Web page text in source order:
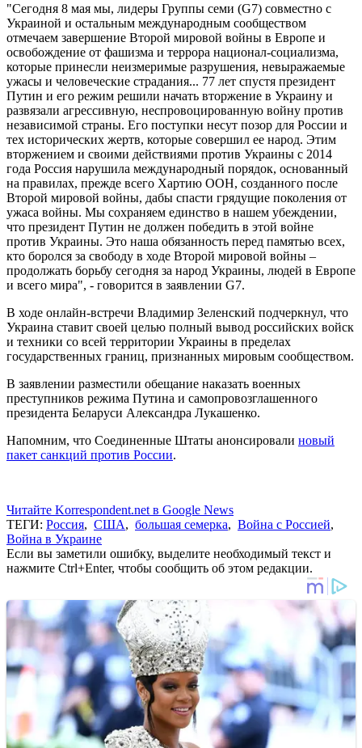
"Сегодня 8 мая мы, лидеры Группы семи (G7) совместно с
Украиной и остальным международным сообществом
отмечаем завершение Второй мировой войны в Европе и
освобождение от фашизма и террора национал-социализма,
которые принесли неизмеримые разрушения, невыражаемые
ужасы и человеческие страдания... 77 лет спустя президент
Путин и его режим решили начать вторжение в Украину и
развязали агрессивную, неспровоцированную войну против
независимой страны. Его поступки несут позор для России и
тех исторических жертв, которые совершил ее народ. Этим
вторжением и своими действиями против Украины с 2014
года Россия нарушила международный порядок, основанный
на правилах, прежде всего Хартию ООН, созданного после
Второй мировой войны, дабы спасти грядущие поколения от
ужаса войны. Мы сохраняем единство в нашем убеждении,
что президент Путин не должен победить в этой войне
против Украины. Это наша обязанность перед памятью всех,
кто боролся за свободу в ходе Второй мировой войны –
продолжать борьбу сегодня за народ Украины, людей в Европе
и всего мира", - говорится в заявлении G7.
В ходе онлайн-встречи Владимир Зеленский подчеркнул, что
Украина ставит своей целью полный вывод российских войск
и техники со всей территории Украины в пределах
государственных границ, признанных мировым сообществом.
В заявлении разместили обещание наказать военных
преступников режима Путина и самопровозглашенного
президента Беларуси Александра Лукашенко.
Напомним, что Соединенные Штаты анонсировали новый
пакет санкций против России.
Читайте Korrespondent.net в Google News
ТЕГИ: Россия, США, большая семерка, Война с Россией,
Война в Украине
Если вы заметили ошибку, выделите необходимый текст и
нажмите Ctrl+Enter, чтобы сообщить об этом редакции.